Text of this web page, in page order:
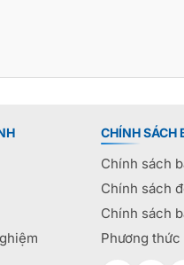
CHÍNH SÁCH
Chính sách
Chính sách
Chính sách
Phương